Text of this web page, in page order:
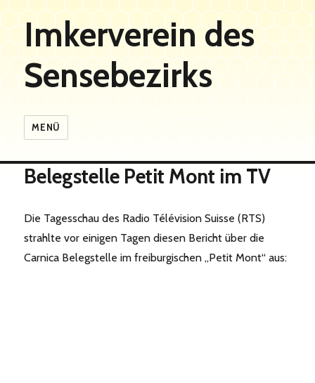
Imkerverein des
Sensebezirks
MENÜ
Belegstelle Petit Mont im TV
Die Tagesschau des Radio Télévision Suisse (RTS)
strahlte vor einigen Tagen diesen Bericht über die
Carnica Belegstelle im freiburgischen „Petit Mont“ aus: